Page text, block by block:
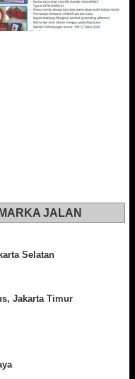
JALAN
Selatan
Jakarta Timur